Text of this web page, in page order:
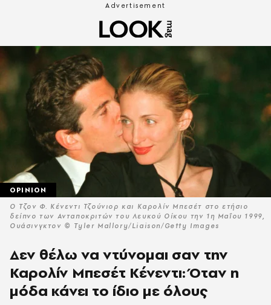
Ο Τζον Φ. Κένεντι Τζούνιορ και Καρολίν Μπεσέτ στο ετήσιο
δείπνο των Ανταποκριτών του Λευκού Οίκου την 1η Μαΐου 1999,
Ουάσινγκτον © Tyler Mallory/Liaison/Getty Images
OPINION
Δεν θέλω να ντύνομαι σαν την
Καρολίν Μπεσέτ Κένεντι: Όταν η
μόδα κάνει το ίδιο με όλους